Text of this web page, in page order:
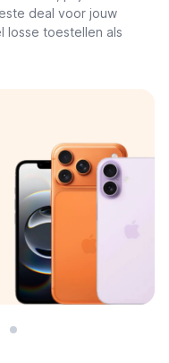
deal voor jouw
losse toestellen als